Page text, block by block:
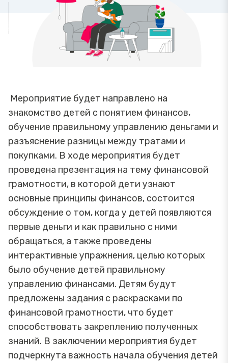
Мероприятие будет направлено на
знакомство детей с понятием финансов,
обучение правильному управлению деньгами и
разъяснение разницы между тратами и
покупками. В ходе мероприятия будет
проведена презентация на тему финансовой
грамотности, в которой дети узнают
основные принципы финансов, состоится
обсуждение о том, когда у детей появляются
первые деньги и как правильно с ними
обращаться, а также проведены
интерактивные упражнения, целью которых
было обучение детей правильному
управлению финансами. Детям будут
предложены задания с раскрасками по
финансовой грамотности, что будет
способствовать закреплению полученных
знаний. В заключении мероприятия будет
подчеркнута важность начала обучения детей